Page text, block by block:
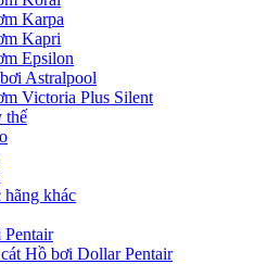
Karpa
Kapri
Epsilon
Astralpool
Victoria Plus Silent
thế
khác
Hồ bơi Dollar Pentair